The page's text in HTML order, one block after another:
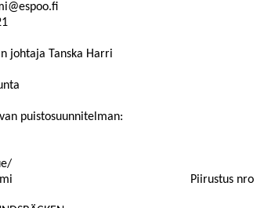
johtaja Tanska Harri
puistosuunnitelman:
Piirustus nro